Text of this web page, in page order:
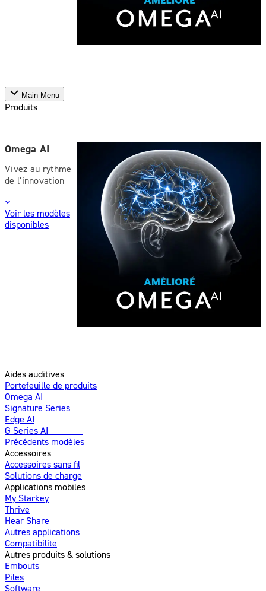
Main Menu
Produits
Omega AI
Vivez au rythme
de l'innovation
Voir les modèles
disponibles
Aides auditives
Portefeuille de produits
Omega AI
Signature Series
Edge AI
G Series AI
Précédents modèles
Accessoires
Accessoires sans fil
Solutions de charge
Applications mobiles
My Starkey
Thrive
Hear Share
Autres applications
Compatibilite
Autres produits & solutions
Embouts
Piles
Software